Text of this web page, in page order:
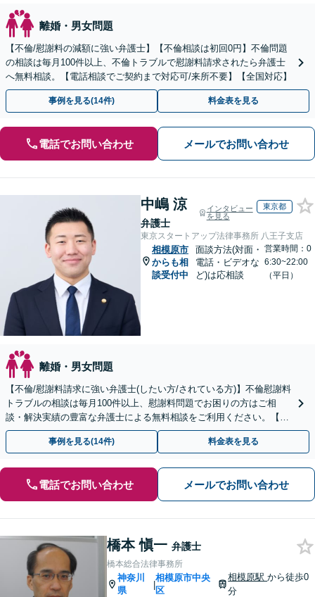
離婚・男女問題
【不倫/慰謝料の減額に強い弁護士】【不倫相談は初回0円】不倫問題
の相談は毎月100件以上、不倫トラブルで慰謝料請求されたら弁護士
へ無料相談。【電話相談でご契約まで対応可/来所不要】【全国対応】
事例を見る(14件) 料金表を見る
電話でお問い合わせ メールでお問い合わせ
中嶋 涼
弁護士
インタビュー
を見る
東京都
東京スタートアップ法律事務所 八王子支店
相模原市
からも相
談受付中
面談方法(対面・
電話・ビデオな
ど)は応相談
営業時間：0
6:30~22:00
（平日）
離婚・男女問題
【不倫/慰謝料請求に強い弁護士(したい方/されている方)】不倫慰謝料
トラブルの相談は毎月100件以上、慰謝料問題でお困りの方はご相
談・解決実績の豊富な弁護士による無料相談をご利用ください。【初
回相談０円(電話)】【関東エリア全域対応】
事例を見る(14件) 料金表を見る
電話でお問い合わせ メールでお問い合わせ
橋本 愼一 弁護士
橋本総合法律事務所
神奈川
県
|
相模原市中央
区
相模原駅から徒歩0
分